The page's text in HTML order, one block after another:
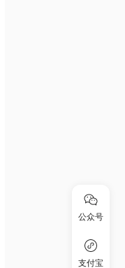
公众号
支付宝